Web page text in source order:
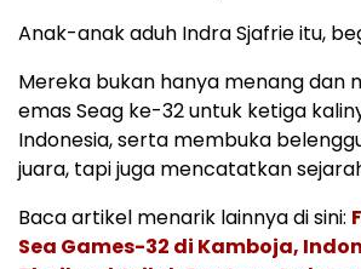
Anak-anak aduh Indra Sjafrie itu,
Mereka bukan hanya menang dan
emas Seag ke-32 untuk ketiga
Indonesia, serta membuka
juara, tapi juga mencatatkan
Baca artikel menarik lainnya di sini:
Sea Games-32 di Kamboja,